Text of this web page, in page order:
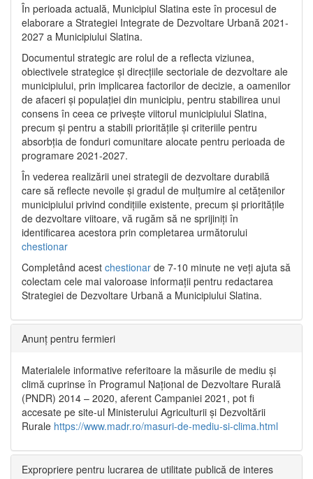
În perioada actuală, Municipiul Slatina este în procesul de
elaborare a Strategiei Integrate de Dezvoltare Urbană 2021‐
2027 a Municipiului Slatina.
Documentul strategic are rolul de a reflecta viziunea,
obiectivele strategice și direcțiile sectoriale de dezvoltare ale
municipiului, prin implicarea factorilor de decizie, a oamenilor
de afaceri și populației din municipiu, pentru stabilirea unui
consens în ceea ce privește viitorul municipiului Slatina,
precum și pentru a stabili prioritățile și criteriile pentru
absorbția de fonduri comunitare alocate pentru perioada de
programare 2021-2027.
În vederea realizării unei strategii de dezvoltare durabilă
care să reflecte nevoile și gradul de mulțumire al cetățenilor
municipiului privind condițiile existente, precum și prioritățile
de dezvoltare viitoare, vă rugăm să ne sprijiniți în
identificarea acestora prin completarea următorului
chestionar
Completând acest chestionar de 7-10 minute ne veți ajuta să
colectam cele mai valoroase informații pentru redactarea
Strategiei de Dezvoltare Urbană a Municipiului Slatina.
Anunț pentru fermieri
Materialele informative referitoare la măsurile de mediu și
climă cuprinse în Programul Național de Dezvoltare Rurală
(PNDR) 2014 – 2020, aferent Campaniei 2021, pot fi
accesate pe site-ul Ministerului Agriculturii și Dezvoltării
Rurale https://www.madr.ro/masuri-de-mediu-si-clima.html
Expropriere pentru lucrarea de utilitate publică de interes